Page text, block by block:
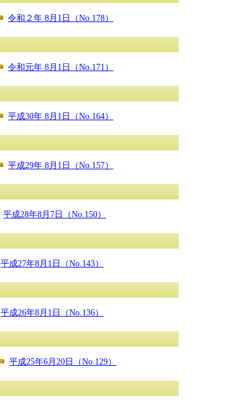
令和２年 8月1日（No.178）
令和元年 8月1日（No.171）
平成30年 8月1日（No.164）
平成29年 8月1日（No.157）
平成28年8月7日（No.150）
平成27年8月1日（No.143）
平成26年8月1日（No.136）
平成25年6月20日（No.129）